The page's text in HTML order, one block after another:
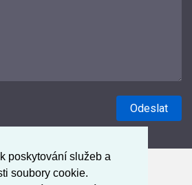
poskytování služeb a
soubory cookie.